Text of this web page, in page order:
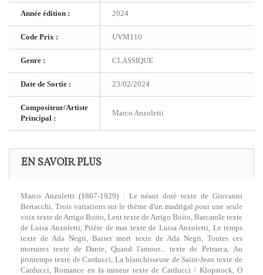
Année édition : 2024
Code Prix : UVM110
Genre : CLASSIQUE
Date de Sortie : 23/02/2024
Compositeur/Artiste
Principal :
Marco Anzoletti
EN SAVOIR PLUS
Marco Anzoletti (1867-1929) : Le néant doré texte de Giovanni
Bertacchi, Trois variations sur le thème d'un madrigal pour une seule
voix texte de Arrigo Boito, Lent texte de Arrigo Boito, Barcarole texte
de Luisa Anzoletti, Prière de mai texte de Luisa Anzoletti, Le temps
texte de Ada Negri, Baiser mort texte de Ada Negri, Toutes ces
morsures texte de Dante, Quand l'amour... texte de Petrarca, Au
printemps texte de Carducci, La blanchisseuse de Saint-Jean texte de
Carducci, Romance en fa mineur texte de Carducci / Klopstock, O